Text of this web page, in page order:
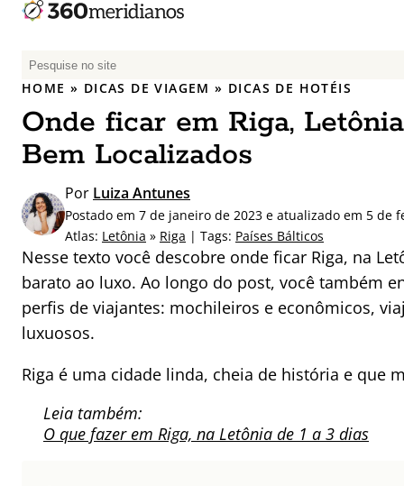
P
e
q
u
i
a
r
p
o
:
HOME » DICAS DE VIAGEM » DICAS DE HOTÉIS
Onde ficar em Riga,
Bem Localizados
Por Luiza Antunes
Postado em 7 de janeiro de 2023 e atualizado em 5 de
Atlas: Letônia » Riga | Tags: Países Bálticos
Nesse texto você descobre onde ficar Riga, na
barato ao luxo. Ao longo do post, você também
perfis de viajantes: mochileiros e econômicos,
luxuosos.
Riga é uma cidade linda, cheia de história e que
Leia também:
O que fazer em Riga, na Letônia de 1 a 3 dias